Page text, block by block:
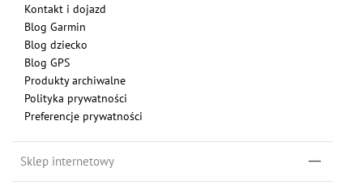
Kontakt i dojazd
Blog Garmin
Blog dziecko
Blog GPS
Produkty archiwalne
Polityka prywatności
Preferencje prywatności
Sklep internetowy